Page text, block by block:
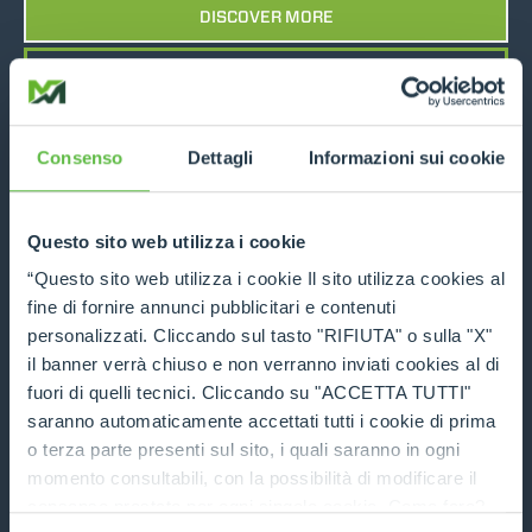
Consenso Dettagli Informazioni sui cookie
Questo sito web utilizza i cookie
“Questo sito web utilizza i cookie Il sito utilizza cookies al
fine di fornire annunci pubblicitari e contenuti
personalizzati. Cliccando sul tasto "RIFIUTA" o sulla "X"
il banner verrà chiuso e non verranno inviati cookies al di
fuori di quelli tecnici. Cliccando su "ACCETTA TUTTI"
saranno automaticamente accettati tutti i cookie di prima
o terza parte presenti sul sito, i quali saranno in ogni
momento consultabili, con la possibilità di modificare il
DISCOVER MORE
Multipurpose Bucket (4x1)
DISCOVER MORE
COMPARE
TECHNICAL DATA